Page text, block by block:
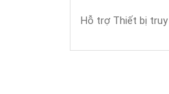
Hỗ trợ Thiết bị truy